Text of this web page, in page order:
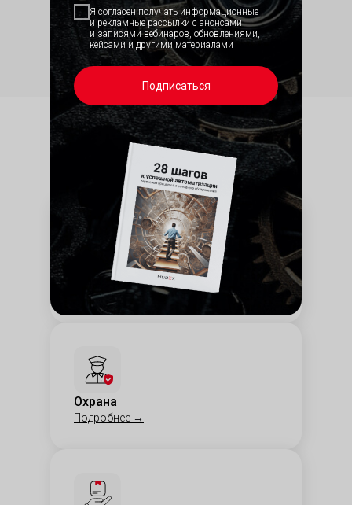
Мобильные сотрудники
Обходы и проверки
Подробнее→
Охрана
Подробнее →
Я согласен получать информационные
и рекламные рассылки с анонсами
и записями вебинаров, обновлениями,
кейсами и другими материалами
Подписаться